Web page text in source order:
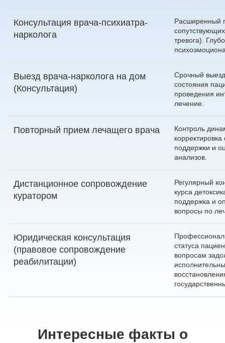
Консультация врача-психиатра-
нарколога
Расширенный
тревога).
Выезд врача-нарколога на дом
(Консультация)
Срочный
состояния
проведения
лечение.
Повторный прием лечащего врача
Контроль
поддержки и
анализов.
Дистанционное сопровождение
куратором
Регулярный
курса
поддержка и
вопросы по
Юридическая консультация
(правовое сопровождение
реабилитации)
статуса
вопросам
Интересные факты о